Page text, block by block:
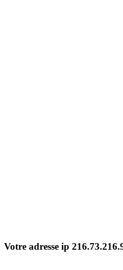
Votre adresse ip